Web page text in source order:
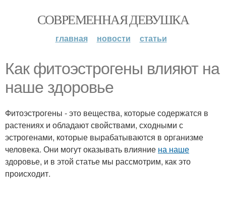
СОВРЕМЕННАЯ ДЕВУШКА
главная новости статьи
Как фитоэстрогены влияют на
наше здоровье
Фитоэстрогены - это вещества, которые содержатся в
растениях и обладают свойствами, сходными с
эстрогенами, которые вырабатываются в организме
человека. Они могут оказывать влияние на наше
здоровье, и в этой статье мы рассмотрим, как это
происходит.